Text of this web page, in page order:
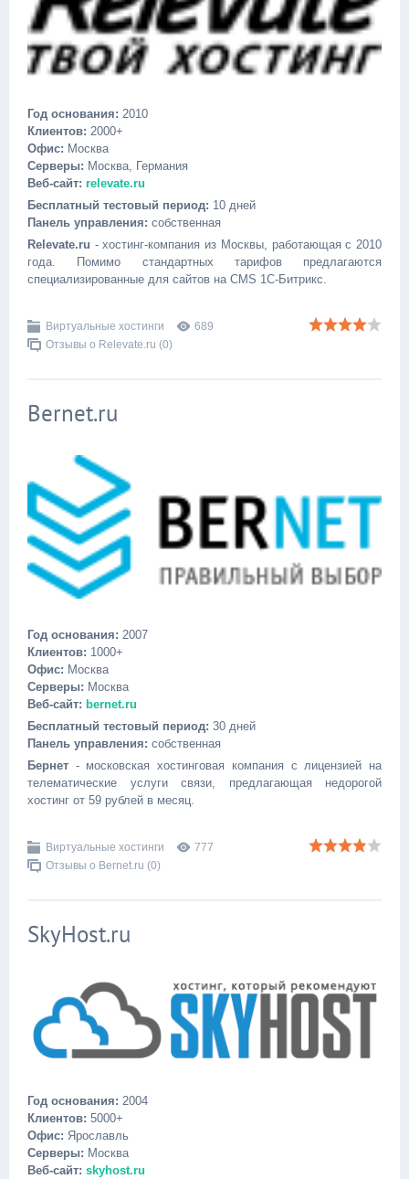
Год основания: 2010
Клиентов: 2000+
Офис: Москва
Серверы: Москва, Германия
Веб-сайт: relevate.ru
Бесплатный тестовый период: 10 дней
Панель управления: собственная
Relevate.ru - хостинг-компания из Москвы, работающая с 2010
года. Помимо стандартных тарифов предлагаются
специализированные для сайтов на CMS 1С-Битрикс.
Виртуальные хостинги
689
Отзывы о Relevate.ru (0)
Bernet.ru
Год основания: 2007
Клиентов: 1000+
Офис: Москва
Серверы: Москва
Веб-сайт: bernet.ru
Бесплатный тестовый период: 30 дней
Панель управления: собственная
Бернет - московская хостинговая компания с лицензией на
телематические услуги связи, предлагающая недорогой
хостинг от 59 рублей в месяц.
Виртуальные хостинги
777
Отзывы о Bernet.ru (0)
SkyHost.ru
Год основания: 2004
Клиентов: 5000+
Офис: Ярославль
Серверы: Москва
Веб-сайт: skyhost.ru